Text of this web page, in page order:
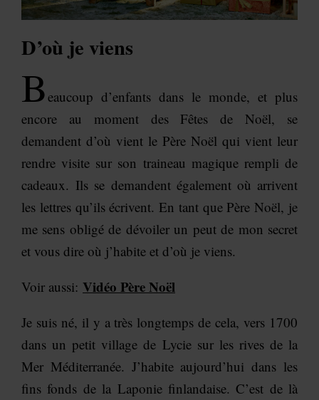
D’où je viens
Beaucoup d’enfants dans le monde, et plus
encore au moment des Fêtes de Noël, se
demandent d’où vient le Père Noël qui vient leur
rendre visite sur son traineau magique rempli de
cadeaux. Ils se demandent également où arrivent
les lettres qu’ils écrivent. En tant que Père Noël, je
me sens obligé de dévoiler un peut de mon secret
et vous dire où j’habite et d’où je viens.
Voir aussi: Vidéo Père Noël
Je suis né, il y a très longtemps de cela, vers 1700
dans un petit village de Lycie sur les rives de la
Mer Méditerranée. J’habite aujourd’hui dans les
fins fonds de la Laponie finlandaise. C’est de là